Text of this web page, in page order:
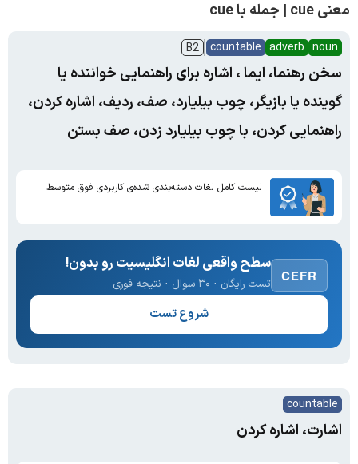
معنی cue | جمله با cue
noun
adverb
countable
B2
سخن رهنما، ایما ، اشاره برای راهنمایی خواننده یا
گوینده یا بازیگر، چوب بیلیارد، صف، ردیف، اشاره کردن،
راهنمایی کردن، با چوب بیلیارد زدن، صف بستن
لیست کامل لغات دسته‌بندی شده‌ی کاربردی فوق متوسط
CEFR
سطح واقعی لغات انگلیسیت رو بدون!
تست رایگان · ۳۰ سوال · نتیجه فوری
شروع تست
countable
اشارت، اشاره کردن